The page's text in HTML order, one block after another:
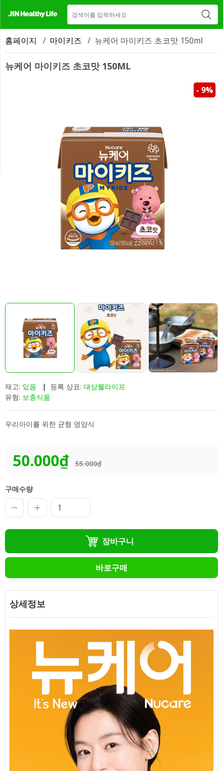
장 안내 새소식 CONTACT US
홈페이지 / 마이키즈 / 뉴케어 마이키즈 초코맛 150ml
뉴케어 마이키즈 초코맛 150ML
- 9%
재고: 있음 | 등록 상표: 대상웰라이프
유형: 보충식품
우리아이를 위한 균형 영양식
50.000₫ 55.000₫
구매수량
장바구니
바로구매
상세정보